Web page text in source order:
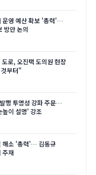
운영 예산 확보 '총력'…
방안 논의
로, 오진택 도의원 현장
부터"
행 투명성 강화 주문…
높이 설명' 강조
해소 '총력'… 김동규
주재